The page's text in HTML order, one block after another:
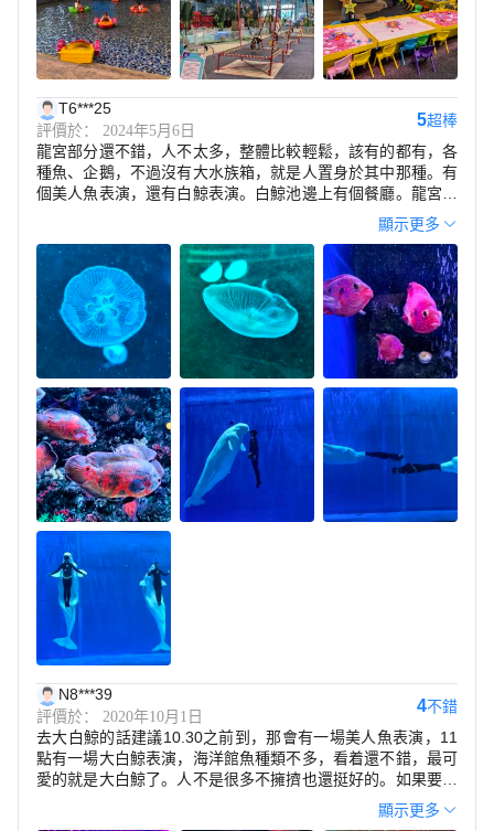
T6***25
評價於： 2024年5月6日
5超棒
龍宮部分還不錯，人不太多，整體比較輕鬆，該有的都有，各
種魚、企鵝，不過沒有大水族箱，就是人置身於其中那種。有
個美人魚表演，還有白鯨表演。白鯨池邊上有個餐廳。龍宮外
有個兒童遊樂場，有小摩天輪、碰碰車、旋轉木馬、迷你摩天
輪、迷你跳樓機、各種無動力攀爬。。。不用花錢，只要排隊
就行，而且，很快，非常有性價比。
顯示更多
N8***39
評價於： 2020年10月1日
4不錯
去大白鯨的話建議10.30之前到，那會有一場美人魚表演，11
點有一場大白鯨表演，海洋館魚種類不多，看着還不錯，最可
愛的就是大白鯨了。人不是很多不擁擠也還挺好的。如果要是
去冰雪世界那最好穿褲子別穿裙子了，那裡有租棉服的，比較
長，自己帶棉服應該也可以，租的都是穿過很多次的不幹凈，
顯示更多